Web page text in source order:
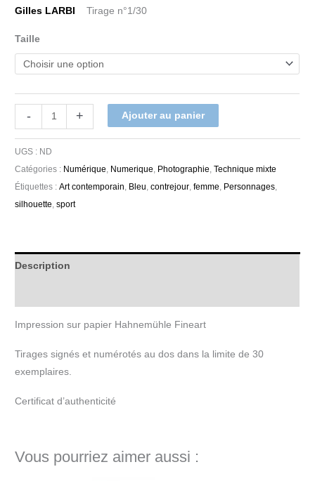
Gilles LARBI Tirage n°1/30
Taille
- + Ajouter au panier
UGS : ND
Catégories : Numérique, Numerique, Photographie,Technique mixte
Étiquettes :Art contemporain, Bleu,contrejour,femme, Personnages,
silhouette,sport
Description
Impression sur papier Hahnemühle Fineart
Tirages signés et numérotés au dos dans la limite de 30
exemplaires.
Certificat d’authenticité
Vous pourriez aimer aussi :